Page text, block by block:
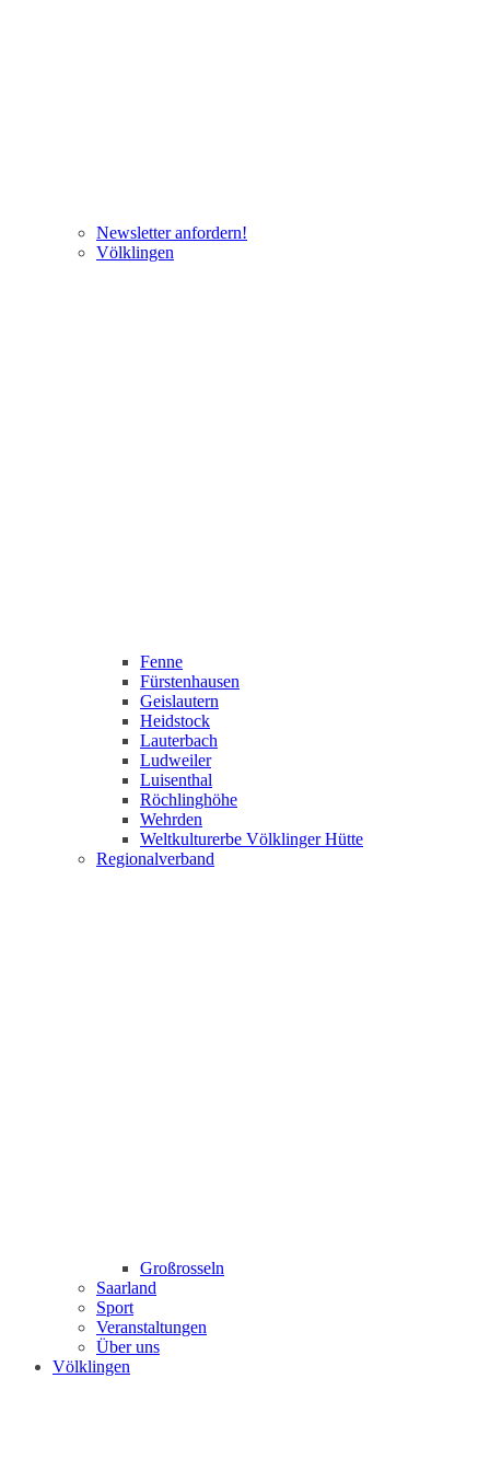
Newsletter anfordern!
Völklingen
Fenne
Fürstenhausen
Geislautern
Heidstock
Lauterbach
Ludweiler
Luisenthal
Röchlinghöhe
Wehrden
Weltkulturerbe Völklinger Hütte
Regionalverband
Großrosseln
Saarland
Sport
Veranstaltungen
Über uns
Völklingen